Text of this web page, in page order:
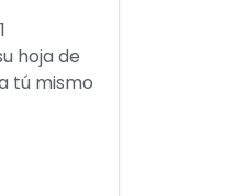
hoja de
tú mismo